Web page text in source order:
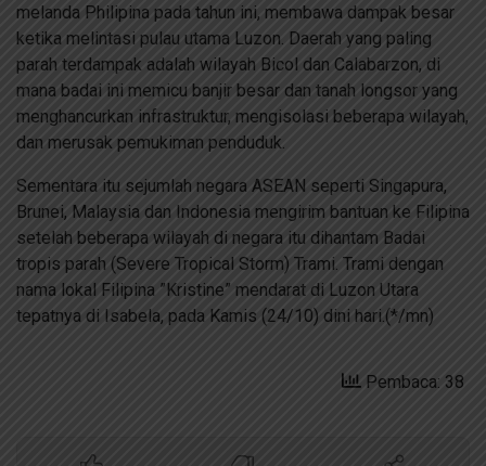
melanda Philipina pada tahun ini, membawa dampak besar
ketika melintasi pulau utama Luzon. Daerah yang paling
parah terdampak adalah wilayah Bicol dan Calabarzon, di
mana badai ini memicu banjir besar dan tanah longsor yang
menghancurkan infrastruktur, mengisolasi beberapa wilayah,
dan merusak pemukiman penduduk.
Sementara itu sejumlah negara ASEAN seperti Singapura,
Brunei, Malaysia dan Indonesia mengirim bantuan ke Filipina
setelah beberapa wilayah di negara itu dihantam Badai
tropis parah (Severe Tropical Storm) Trami. Trami dengan
nama lokal Filipina ”Kristine” mendarat di Luzon Utara
tepatnya di Isabela, pada Kamis (24/10) dini hari.(*/mn)
Pembaca: 38